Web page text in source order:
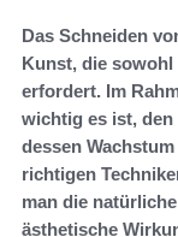
Das Schneiden
Kunst, die
erfordert. Im
wichtig es ist,
dessen
richtigen
man die
ästhetische